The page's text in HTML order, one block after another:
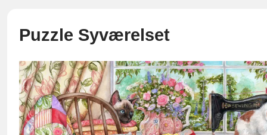
Puzzle Syværelset